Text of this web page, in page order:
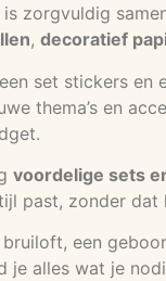
zorgvuldig
, decoratief
set stickers
thema’s en
voordelige sets
past, zonder dat
een
je alles wat je